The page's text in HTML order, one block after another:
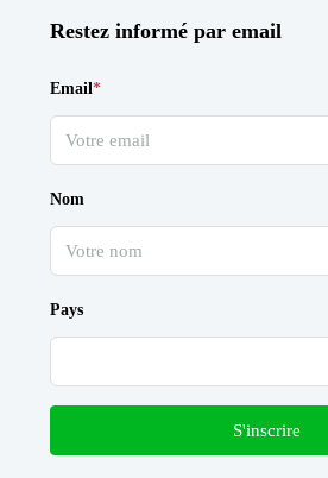
Restez informé par email
Email*
Nom
Pays
S'inscrire